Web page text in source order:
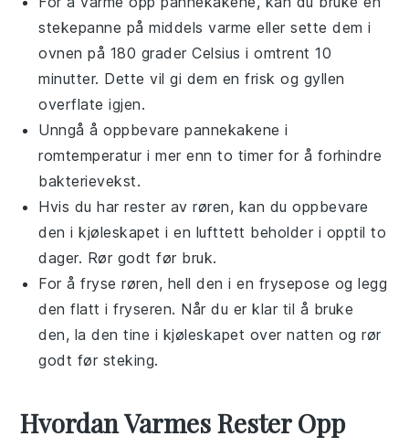
stekepanne på middels varme eller sette dem i
ovnen på 180 grader Celsius i omtrent 10
minutter. Dette vil gi dem en frisk og gyllen
overflate igjen.
Unngå å oppbevare pannekakene i
romtemperatur i mer enn to timer for å forhindre
bakterievekst.
Hvis du har rester av røren, kan du oppbevare
den i kjøleskapet i en lufttett beholder i opptil to
dager. Rør godt før bruk.
For å fryse røren, hell den i en frysepose og legg
den flatt i fryseren. Når du er klar til å bruke
den, la den tine i kjøleskapet over natten og rør
godt før steking.
Hvordan Varmes Rester Opp